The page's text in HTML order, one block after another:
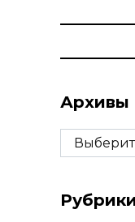
Архивы
Архивы